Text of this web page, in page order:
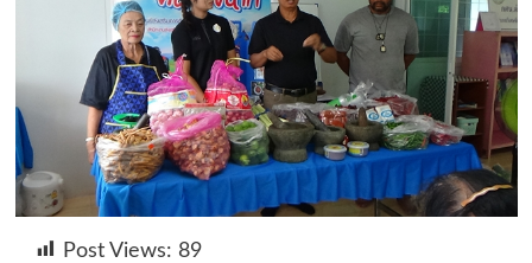
Post Views: 89